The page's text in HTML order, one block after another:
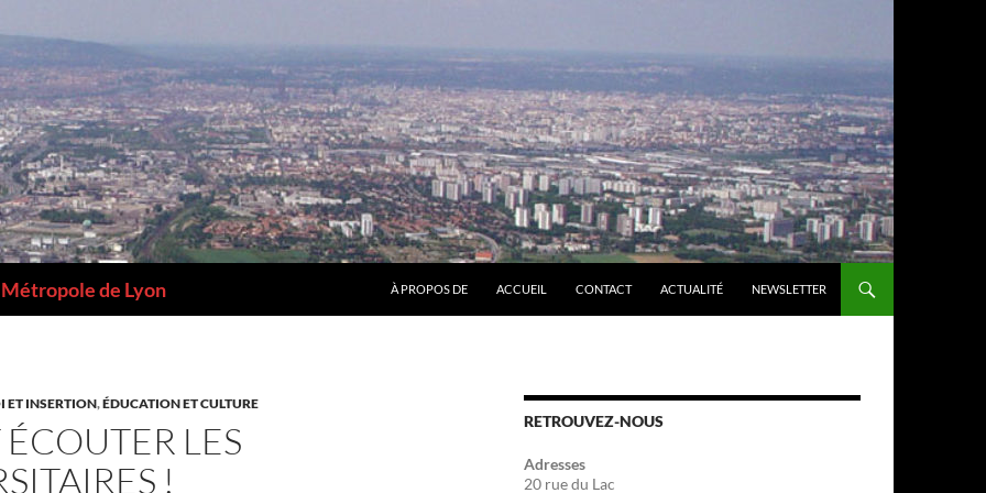
de Lyon À PROPOS DE ACCUEIL CONTACT ACTUALITÉ NEWSLETTER
ET INSERTION,ÉDUCATION ET CULTURE
ÉCOUTER LES
!
RETROUVEZ-NOUS
Adresses
20 rue du Lac